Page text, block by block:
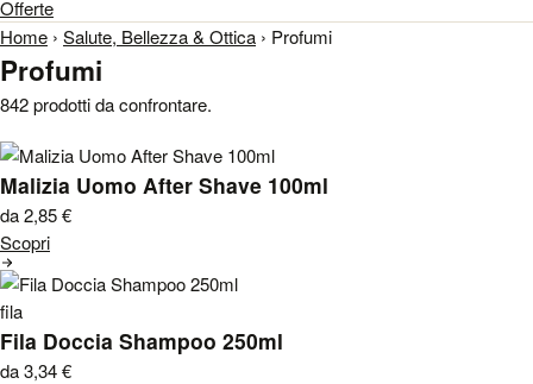
Offerte
Home › Salute, Bellezza & Ottica › Profumi
Profumi
842 prodotti da confrontare.
Malizia Uomo After Shave 100ml
da 2,85€
Scopri
fila
Fila Doccia Shampoo 250ml
da 3,34€